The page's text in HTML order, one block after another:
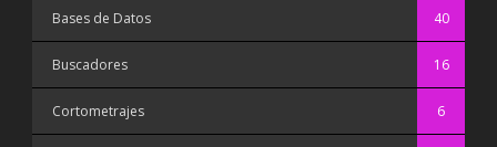
Bases de Datos 40
Buscadores 16
Cortometrajes 6